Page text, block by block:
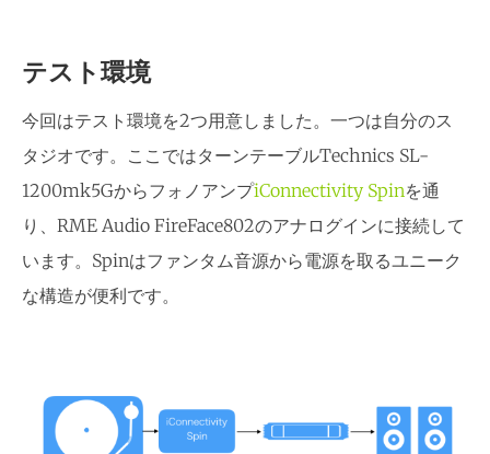
テスト環境
今回はテスト環境を2つ用意しました。一つは自分のス
タジオです。ここではターンテーブルTechnics SL-
1200mk5GからフォノアンプiConnectivity Spinを通
り、RME Audio FireFace802のアナログインに接続して
います。Spinはファンタム音源から電源を取るユニーク
な構造が便利です。